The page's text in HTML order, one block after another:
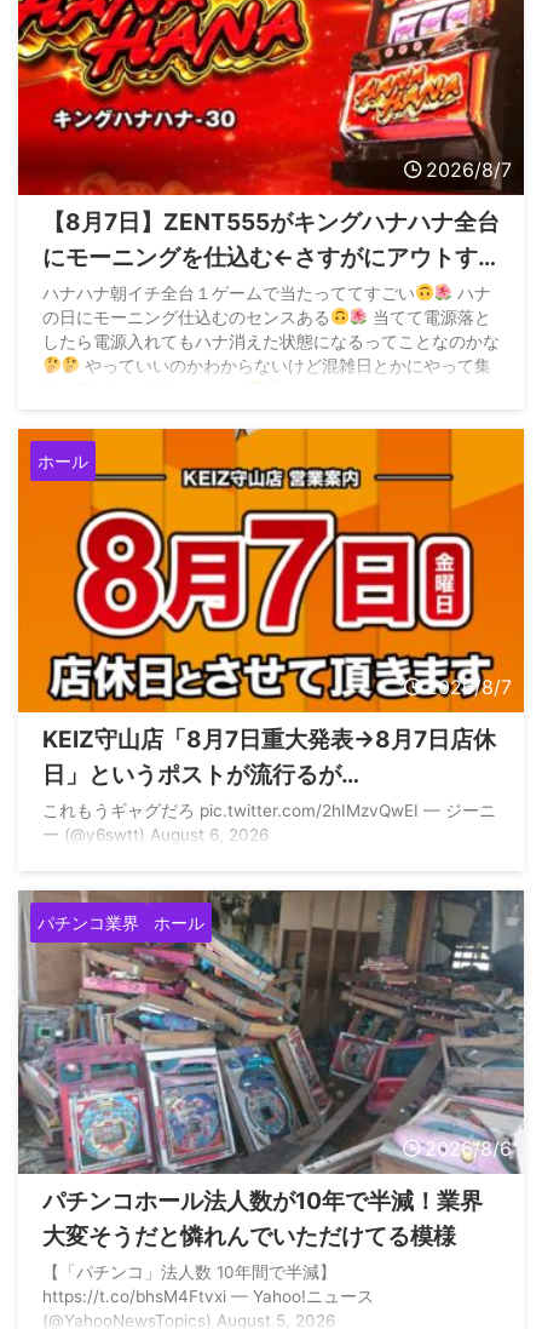
2026/8/7
【8月7日】ZENT555がキングハナハナ全台
にモーニングを仕込む←さすがにアウトす
ぎてお咎めなしなら加速すると危惧する声
も
ハナハナ朝イチ全台１ゲームで当たっててすごい
ハナ
の日にモーニング仕込むのセンスある
当てて電源落と
したら電源入れてもハナ消えた状態になるってことなのかな
やっていいのかわからないけど混雑日とかにやって集
(@z3QM2EHwjP94458) August 7, 2026 &n ...
ホール
2026/8/7
KEIZ守山店「8月7日重大発表→8月7日店休
日」というポストが流行るが…
これもうギャグだろ pic.twitter.com/2hIMzvQwEI — ジーニ
ー (@y6swtt) August 6, 2026
パチンコ業界 ホール
2026/8/6
パチンコホール法人数が10年で半減！業界
大変そうだと憐れんでいただけてる模様
【「パチンコ」法人数 10年間で半減】
https://t.co/bhsM4Ftvxi — Yahoo!ニュース
(@YahooNewsTopics) August 5, 2026